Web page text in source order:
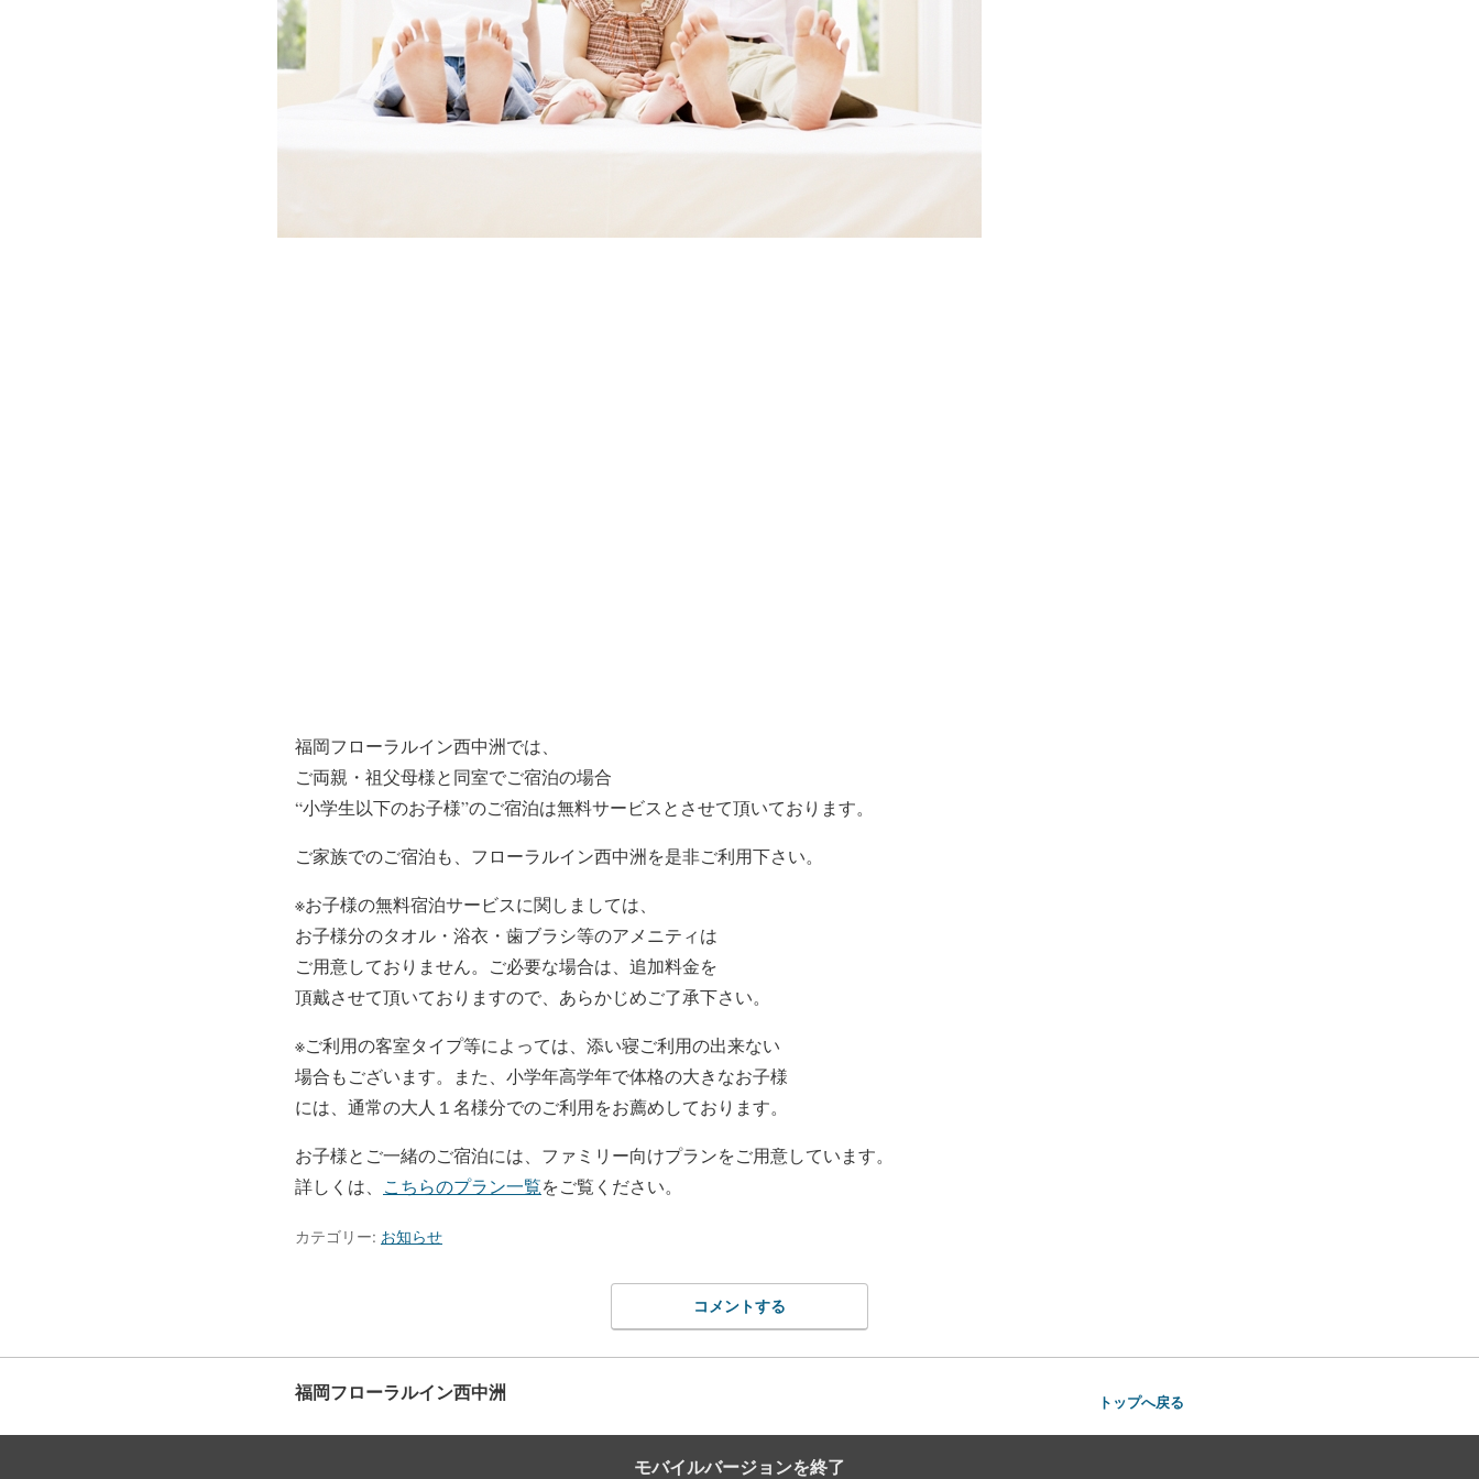
福岡フローラルイン西中洲では、
ご両親・祖父母様と同室でご宿泊の場合
“小学生以下のお子様”のご宿泊は無料サービスとさせて頂いております。
ご家族でのご宿泊も、フローラルイン西中洲を是非ご利用下さい。
※お子様の無料宿泊サービスに関しましては、
お子様分のタオル・浴衣・歯ブラシ等のアメニティは
ご用意しておりません。ご必要な場合は、追加料金を
頂戴させて頂いておりますので、あらかじめご了承下さい。
※ご利用の客室タイプ等によっては、添い寝ご利用の出来ない
場合もございます。また、小学年高学年で体格の大きなお子様
には、通常の大人１名様分でのご利用をお薦めしております。
お子様とご一緒のご宿泊には、ファミリー向けプランをご用意しています。
詳しくは、 こちらのプラン一覧をご覧ください。
カテゴリー: お知らせ
コメントする
福岡フローラルイン西中洲 トップへ戻る
モバイルバージョンを終了